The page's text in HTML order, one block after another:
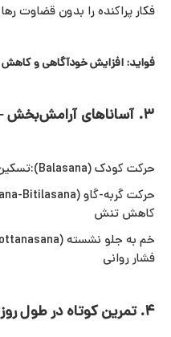
فکار پراکنده را بدون قضاوت رها
فواید: افزایش خودآگاهی و کاهش
۳. آساناهای آرامش‌بخش – ۵ تا ۱۰ دقیقه
حرکت کودک (Balasana):تسکین کمر و ذهن
کاهش تنش
فشار روانی
۴. تمرین کوتاه در طول روز – ۲ دقیقه